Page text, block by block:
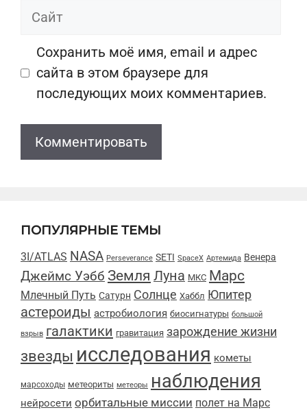
Сайт
Сохранить моё имя, email и адрес
сайта в этом браузере для
последующих моих комментариев.
ПОПУЛЯРНЫЕ ТЕМЫ
3I/ATLAS NASA Perseverance SETI SpaceX Артемида Венера
Джеймс Уэбб Земля Луна МКС Марс
Млечный Путь Сатурн Солнце Хаббл Юпитер
астероиды астробиология биосигнатуры большой
взрыв галактики гравитация зарождение жизни
звезды исследования кометы
марсоходы метеориты метеоры наблюдения
нейросети орбитальные миссии полет на Марс